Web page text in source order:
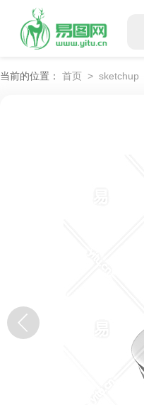
当前的位置： 首页 > sketchup